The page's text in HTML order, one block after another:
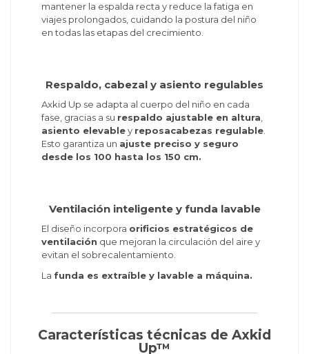
mantener la espalda recta y reduce la fatiga en
viajes prolongados, cuidando la postura del niño
en todas las etapas del crecimiento.
Respaldo, cabezal y asiento regulables
Axkid Up se adapta al cuerpo del niño en cada
fase, gracias a su respaldo ajustable en altura,
asiento elevabley reposacabezas regulable.
Esto garantiza un ajuste preciso y seguro
desde los 100 hasta los 150 cm.
Ventilación inteligente y funda lavable
El diseño incorpora orificios estratégicos de
ventilación que mejoran la circulación del aire y
evitan el sobrecalentamiento.
La funda es extraíble y lavable a máquina.
Características técnicas de Axkid
Up™